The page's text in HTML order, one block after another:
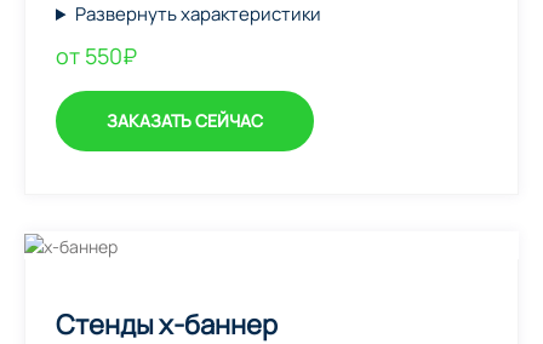
Развернуть характеристики
от 550₽
ЗАКАЗАТЬ СЕЙЧАС
Стенды х-баннер